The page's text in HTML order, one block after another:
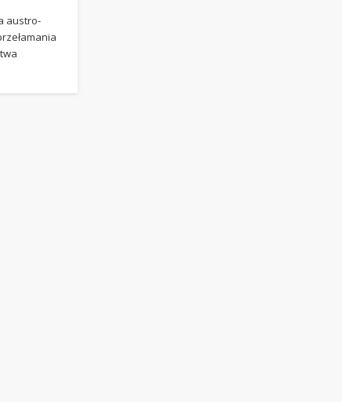
austro-